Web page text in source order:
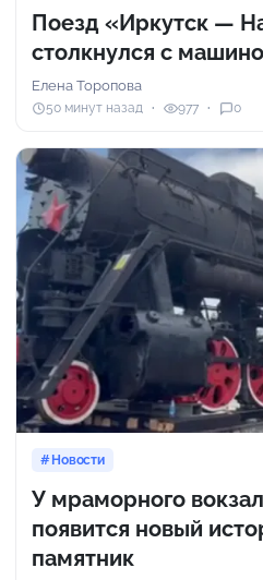
Поезд «Иркутск —
столкнулся с
Елена Торопова
50 минут назад 977 0
Новости
У мраморного
появится новый
памятник